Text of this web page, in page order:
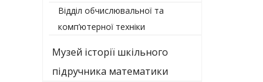
Відділ обчислювальної та
комп’ютерної техніки
Музей історії шкільного
підручника математики